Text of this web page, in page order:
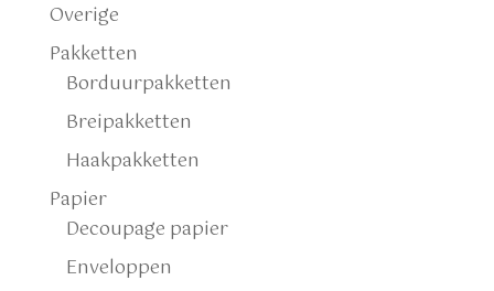
Overige
Pakketten
Borduurpakketten
Breipakketten
Haakpakketten
Papier
Decoupage papier
Enveloppen